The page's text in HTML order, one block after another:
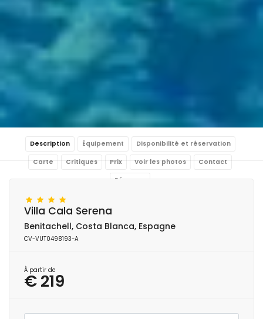
Description Équipement Disponibilité et réservation
Carte Critiques Prix Voir les photos Contact
Réserver
Villa Cala Serena
Benitachell, Costa Blanca, Espagne
CV-VUT0498193-A
À partir de
€ 219